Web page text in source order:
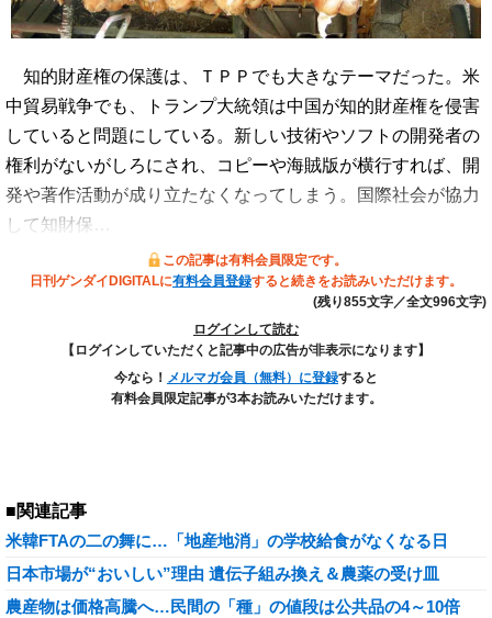
知的財産権の保護は、ＴＰＰでも大きなテーマだった。米
中貿易戦争でも、トランプ大統領は中国が知的財産権を侵害
していると問題にしている。新しい技術やソフトの開発者の
権利がないがしろにされ、コピーや海賊版が横行すれば、開
発や著作活動が成り立たなくなってしまう。国際社会が協力
して知財保…
この記事は有料会員限定です。
日刊ゲンダイDIGITALに有料会員登録すると続きをお読みいただけます。
(残り855文字／全文996文字)
ログインして読む
【ログインしていただくと記事中の広告が非表示になります】
今なら！ メルマガ会員（無料）に登録すると
有料会員限定記事が3本お読みいただけます。
■関連記事
米韓FTAの二の舞に…「地産地消」の学校給食がなくなる日
日本市場が“おいしい”理由 遺伝子組み換え＆農薬の受け皿
農産物は価格高騰へ…民間の「種」の値段は公共品の4～10倍